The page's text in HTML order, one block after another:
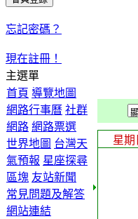
忘記密碼？
現在註冊！
主選單
首頁 導覽地圖
網路行事曆 社群
網路 網路票選
世界地圖 台灣天
氣預報 星座探尋
區塊 友站新聞
常見問題及解答
網站連結
星期